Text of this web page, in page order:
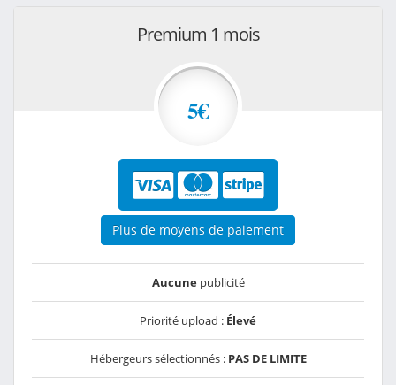
Premium 1 mois
5€
Plus de moyens de paiement
Aucunepublicité
Priorité upload : Élevé
Hébergeurs sélectionnés : PAS DE LIMITE